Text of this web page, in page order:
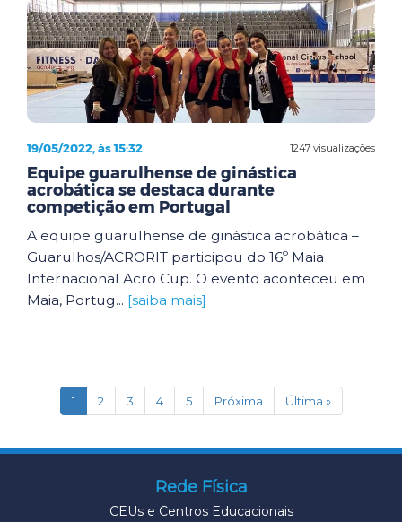
1247 visualizações
19/05/2022, às 15:32
Equipe guarulhense de ginástica
acrobática se destaca durante
competição em Portugal
A equipe guarulhense de ginástica acrobática –
Guarulhos/ACRORIT participou do 16º Maia
Internacional Acro Cup. O evento aconteceu em
Maia, Portug... [saiba mais]
1(current)
2 3 4 5 Próxima Última »
Rede Física
CEUs e Centros Educacionais